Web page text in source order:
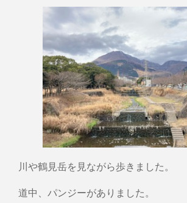
川や鶴見岳を見ながら歩きました。
道中、パンジーがありました。